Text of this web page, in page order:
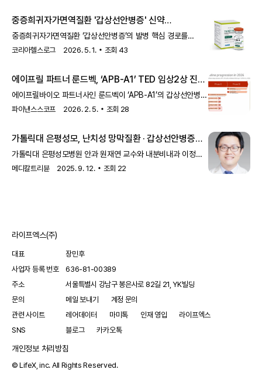
약의 상호작용을 고려하지 않고 처방되어 일어나는 부작용이 내가
아픈 증상이 나타나는 원인일수 있어 말씀드려요.
(테프로투무맙) 중심 시장 구도가 이어질 가능성에 무게가
실린다. 7일 관련 업계에 따르면 암젠코리아는 최근
식품의약품안전처로부터 갑상선안병증…
중증희귀자가면역질환 '갑상선안병증' 신약
등판…'테페자' 국내 허가
중증희귀자가면역질환 ‘갑상선안병증’의 발병 핵심 경로를
표적하는 혁신 신약 ‘테페자(성분명 테프로투무맙)’가 국내
따라 테페자가 중등도에서 중증의 갑상선안병증 성인 환자
치료에 쓰일 수 있게 됐다고 밝혔다.갑상선안병증은 면역 체계
이상으로 안와 근육∙지방 조직 내 비정상적 염증 반응이
활성화되면서 염증이 발생하고, 이로 인
코리아헬스로그 2026. 5. 1. 조회 43
에이프릴 파트너 룬드벡, ‘APB-A1’ TED 임상2상 진입
결정
에이프릴바이오 파트너사인 룬드벡이 ‘APB-A1’의 갑상선안병증
(TED) 임상2상 진입을 결정했다. 4일 에이프릴바이오는 공식
파이낸스스코프 2026. 2. 5. 조회 28
가톨릭대 은평성모, 난치성 망막질환 · 갑상선안병증
연구 선정
가톨릭대 은평성모병원 안과 원재연 교수와 내분비내과 이정민
교수가 과학기술정보통신부 개인기초연구사업에 연속으로
메디칼트리뷴 2025. 9. 12. 조회 22
라이프엑스(주)
대표
장민후
사업자 등록 번호
636-81-00389
주소
서울특별시 강남구 봉은사로 82길 21, YK빌딩
문의
메일 보내기
계정 문의
관련 사이트
레어데이터 마미톡 인재 영입
라이프엑스
SNS
블로그 카카오톡
개인정보 처리방침
© LifeX, inc. All Rights Reserved.